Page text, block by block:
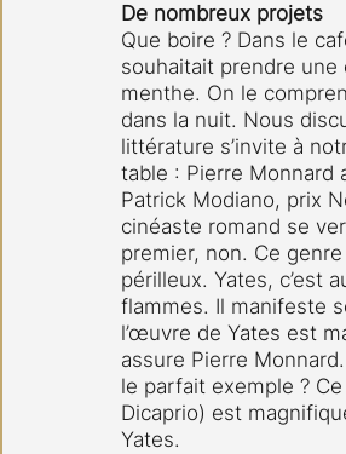
De nombreux projets
Que boire ? Dans le
souhaitait prendre
menthe. On le
dans la nuit. Nous
littérature s’invite à
table : Pierre Monnard
Patrick Modiano, prix
cinéaste romand se
premier, non. Ce
périlleux. Yates, c’est
flammes. Il manifeste
l’œuvre de Yates est
assure Pierre Monnard.
le parfait exemple ?
Dicaprio) est
Yates.